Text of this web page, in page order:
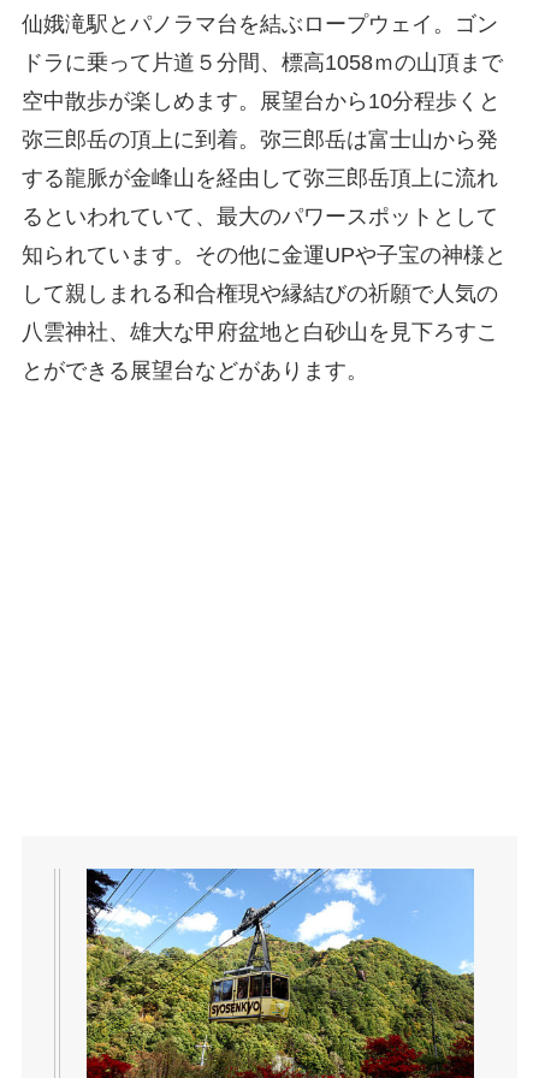
仙娥滝駅とパノラマ台を結ぶロープウェイ。ゴン
ドラに乗って片道５分間、標高1058ｍの山頂まで
空中散歩が楽しめます。展望台から10分程歩くと
弥三郎岳の頂上に到着。弥三郎岳は富士山から発
する龍脈が金峰山を経由して弥三郎岳頂上に流れ
るといわれていて、最大のパワースポットとして
知られています。その他に金運UPや子宝の神様と
して親しまれる和合権現や縁結びの祈願で人気の
八雲神社、雄大な甲府盆地と白砂山を見下ろすこ
とができる展望台などがあります。